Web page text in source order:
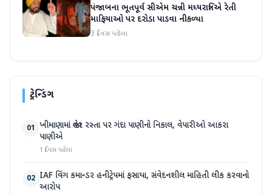
પંજાબના ભૂતપૂર્વ સીએમ ચન્ની મધ્યરાત્રિએ રેતી
માફિયાઓ પર દરોડા પાડવા નીકળ્યા
3 દિવસ પહેલા
ટ્રેન્ડિંગ
01 ખીમાણામાં જાહેર રસ્તા પર ગંદા પાણીનો નિકાલ, વેપારીઓ આકરા
પાણીએ
1 દિવસ પહેલા
02 IAF વિંગ કમાન્ડર હનીટ્રેપમાં ફસાયા, સંવેદનશીલ માહિતી લીક કરવાનો
આરોપ